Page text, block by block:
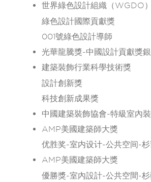
世界綠色設計組織（WGDO）
綠色設計國際貢獻獎
001號綠色設計導師
光華龍騰獎-中國設計貢獻獎
建築裝飾行業科學技術獎
設計創新獎
科技創新成果獎
中國建築裝飾協會-特級室內
AMP美國建築師大獎
优胜奖-室内设计-公共空间-
AMP美國建築師大獎
優勝獎-室內設計-公共空間-